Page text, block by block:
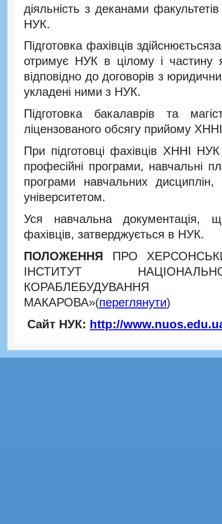
діяльність з деканами
НУК.
Підготовка фахівців
отримує НУК в цілому і частину
відповідно до договорів з
укладені ними з НУК.
Підготовка бакалаврів та
ліцензованого обсягу прийому
При підготовці фахівців ХННІ
професійні програми, навчальні
програми навчальних
університетом.
Уся навчальна документація,
фахівців, затверджується в НУК.
ПОЛОЖЕННЯ
ПРО
ІНСТИТУТ
МАКАРОВА»(переглянути)
Сайт НУК: http://